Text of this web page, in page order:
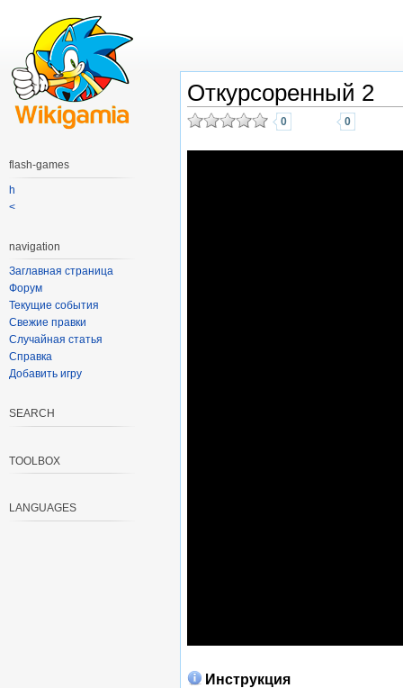
Откурсоренный 2
0 0
Инструкция
flash-games
h
<
navigation
Заглавная страница
Форум
Текущие события
Свежие правки
Случайная статья
Справка
Добавить игру
SEARCH
TOOLBOX
LANGUAGES